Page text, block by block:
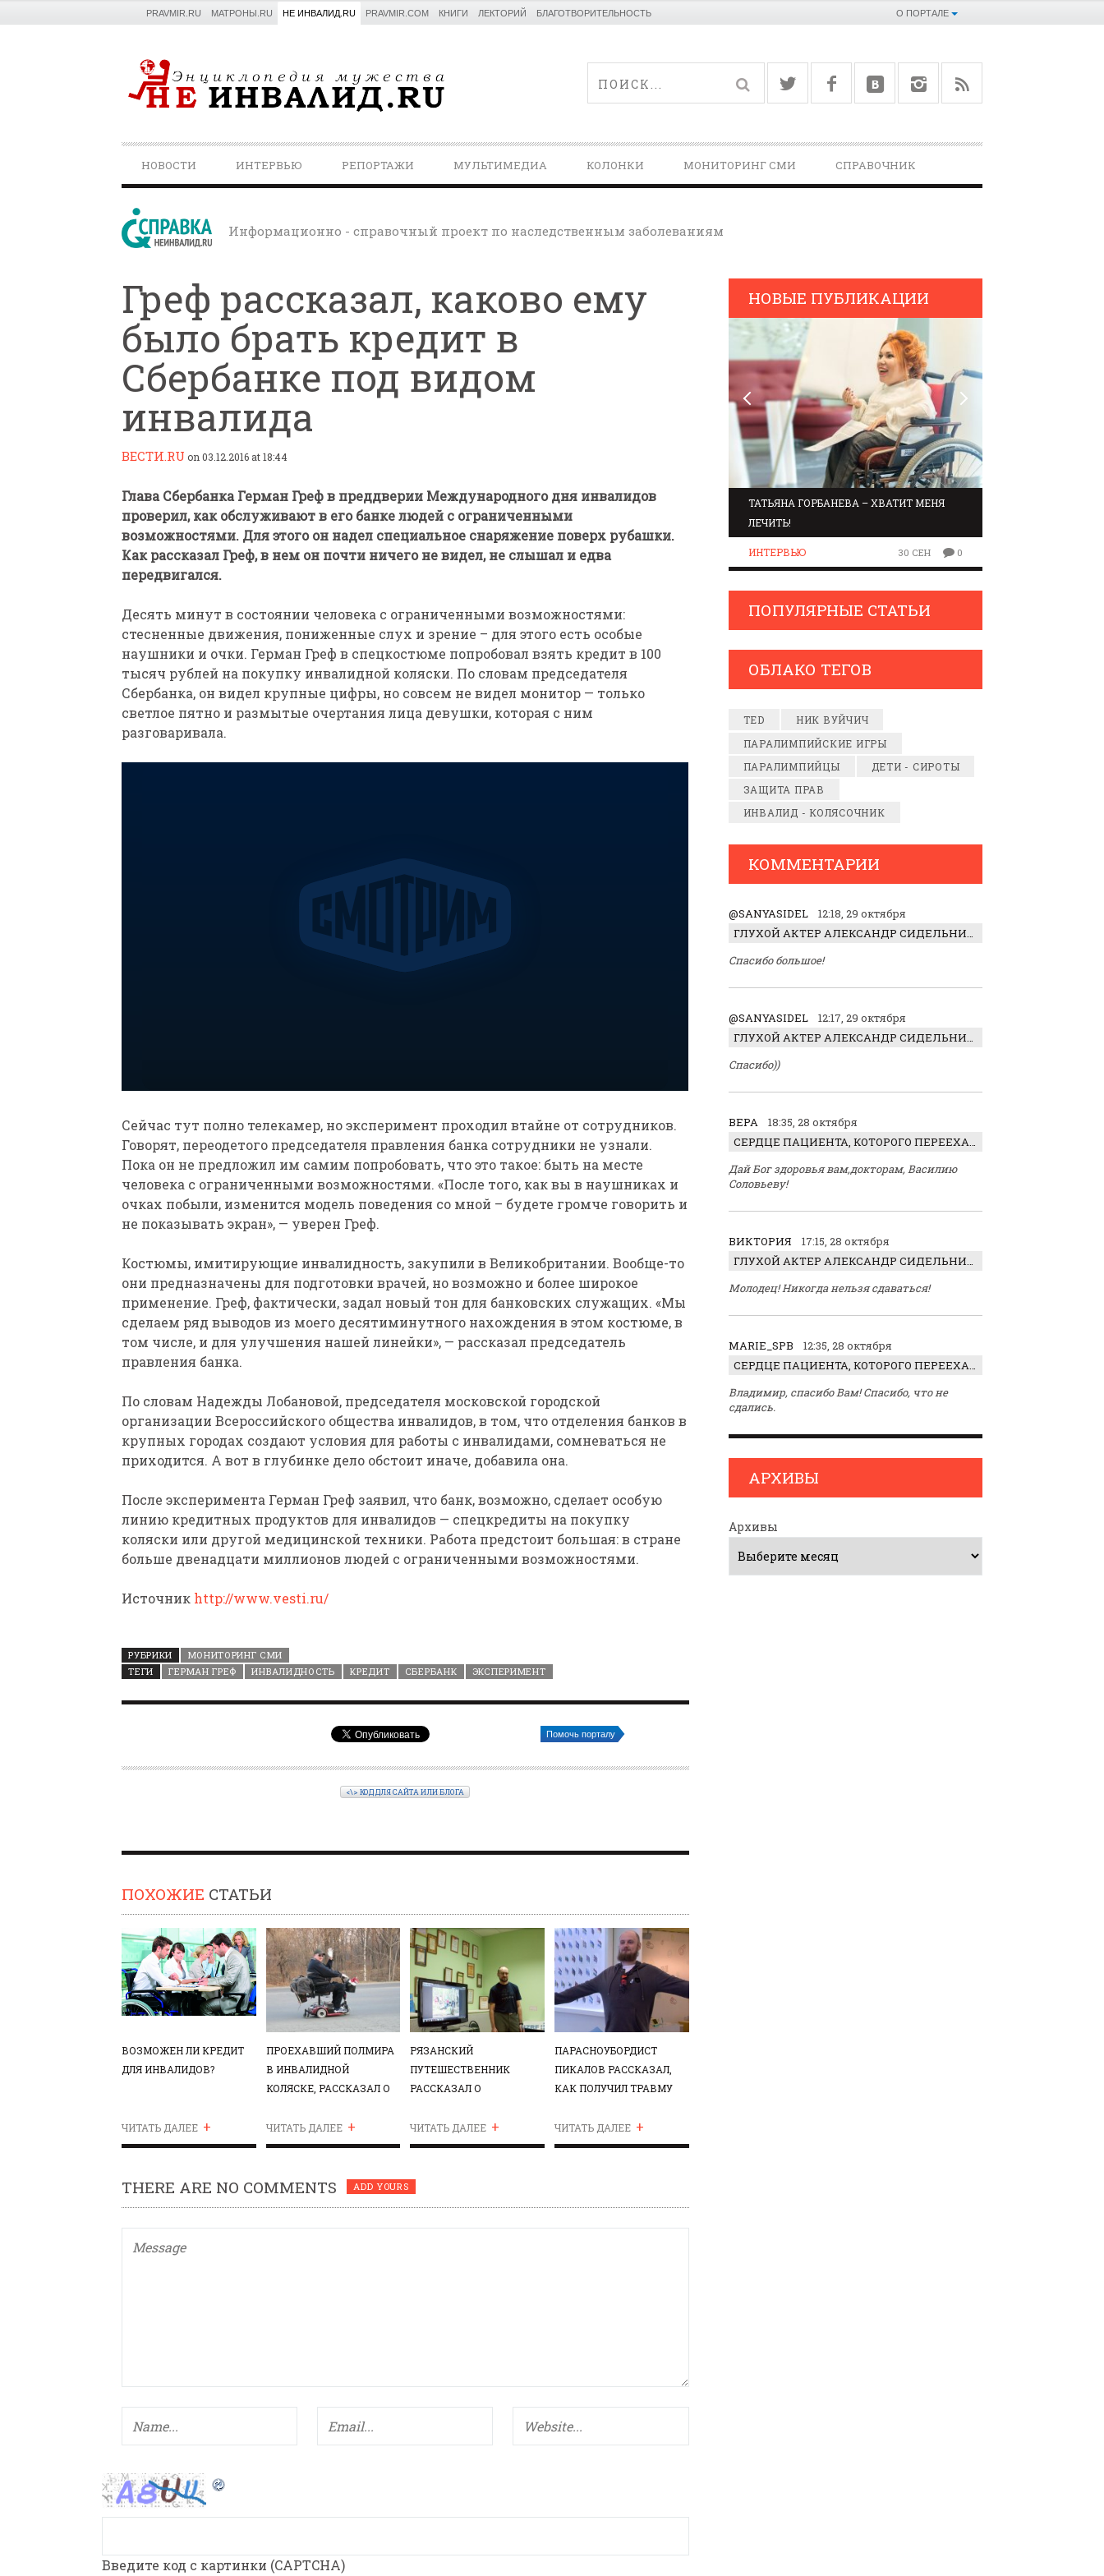
О ПОРТАЛЕ
PRAVMIR.RU МАТРОНЫ.RU НЕ ИНВАЛИД.RU PRAVMIR.COM КНИГИ ЛЕКТОРИЙ БЛАГОТВОРИТЕЛЬНОСТЬ
NAVIGATION
НОВОСТИ ИНТЕРВЬЮ РЕПОРТАЖИ МУЛЬТИМЕДИА КОЛОНКИ МОНИТОРИНГ СМИ СПРАВОЧНИК­
Информационно - справочный проект по наследственным заболеваниям
Греф рассказал, каково ему
было брать кредит в
Сбербанке под видом
инвалида
ВЕСТИ.RU on 03.12.2016 at 18:44
Глава Сбербанка Герман Греф в преддверии Международного дня инвалидов
проверил, как обслуживают в его банке людей с ограниченными
возможностями. Для этого он надел специальное снаряжение поверх рубашки.
Как рассказал Греф, в нем он почти ничего не видел, не слышал и едва
передвигался.
Десять минут в состоянии человека с ограниченными возможностями:
стесненные движения, пониженные слух и зрение – для этого есть особые
наушники и очки. Герман Греф в спецкостюме попробовал взять кредит в 100
тысяч рублей на покупку инвалидной коляски. По словам председателя
Сбербанка, он видел крупные цифры, но совсем не видел монитор — только
светлое пятно и размытые очертания лица девушки, которая с ним
разговаривала.
Сейчас тут полно телекамер, но эксперимент проходил втайне от сотрудников.
Говорят, переодетого председателя правления банка сотрудники не узнали.
Пока он не предложил им самим попробовать, что это такое: быть на месте
человека с ограниченными возможностями. «После того, как вы в наушниках и
очках побыли, изменится модель поведения со мной – будете громче говорить и
не показывать экран», — уверен Греф.
Костюмы, имитирующие инвалидность, закупили в Великобритании. Вообще-то
они предназначены для подготовки врачей, но возможно и более широкое
применение. Греф, фактически, задал новый тон для банковских служащих. «Мы
сделаем ряд выводов из моего десятиминутного нахождения в этом костюме, в
том числе, и для улучшения нашей линейки», — рассказал председатель
правления банка.
По словам Надежды Лобановой, председателя московской городской
организации Всероссийского общества инвалидов, в том, что отделения банков в
крупных городах создают условия для работы с инвалидами, сомневаться не
приходится. А вот в глубинке дело обстоит иначе, добавила она.
После эксперимента Герман Греф заявил, что банк, возможно, сделает особую
линию кредитных продуктов для инвалидов — спецкредиты на покупку
коляски или другой медицинской техники. Работа предстоит большая: в стране
больше двенадцати миллионов людей с ограниченными возможностями.
Источник http://www.vesti.ru/
РУБРИКИ
МОНИТОРИНГ СМИ
ТЕГИ
ГЕРМАН ГРЕФ ИНВАЛИДНОСТЬ КРЕДИТ СБЕРБАНК ЭКСПЕРИМЕНТ
Помочь порталу
<\> КОД ДЛЯ САЙТА ИЛИ БЛОГА
ПОХОЖИЕ СТАТЬИ
ВОЗМОЖЕН ЛИ КРЕДИТ
ДЛЯ ИНВАЛИДОВ?
ЧИТАТЬ ДАЛЕЕ +
ПРОЕХАВШИЙ ПОЛМИРА
В ИНВАЛИДНОЙ
КОЛЯСКЕ, РАССКАЗАЛ О
ИНВАЛИДОВ В РФ
ЧИТАТЬ ДАЛЕЕ +
РЯЗАНСКИЙ
ПУТЕШЕСТВЕННИК
РАССКАЗАЛ О
БОРЬБЫ С
ИНВАЛИДНОСТЬЮ
ЧИТАТЬ ДАЛЕЕ +
ПАРАСНОУБОРДИСТ
ПИКАЛОВ РАССКАЗАЛ,
КАК ПОЛУЧИЛ ТРАВМУ
ЧИТАТЬ ДАЛЕЕ +
THERE ARE NO COMMENTS ADD YOURS
Введите код с картинки (CAPTCHA)
НОВЫЕ ПУБЛИКАЦИИ
ТАТЬЯНА ГОРБАНЕВА – ХВАТИТ МЕНЯ
ЛЕЧИТЬ!
ИНТЕРВЬЮ 30 СЕН 0
ИНЖЕНЕР С ТВОРЧЕСКИМИ АМБИЦИЯМИ.
ИЛИ КАК ЖЕНЩИНА ИЗ НОВОПОЛОЦКА
НАШЛА СЕБЯ В ИСКУССТВЕ
ПАРАЛИМПИЙСКАЯ ЧЕМПИОНКА ПО
БИАТЛОНУ И ЛЫЖНЫМ ГОНКАМ ИЗ
КАЗАНИ ИРИНА ПОЛЯКОВА
ПОПУЛЯРНЫЕ СТАТЬИ
ОБЛАКО ТЕГОВ
TED
НИК ВУЙЧИЧ
ПАРАЛИМПИЙСКИЕ ИГРЫ
ПАРАЛИМПИЙЦЫ
ДЕТИ - СИРОТЫ
ЗАЩИТА ПРАВ
ИНВАЛИД - КОЛЯСОЧНИК
КОММЕНТАРИИ
@SANYASIDEL
12:18, 29 октября
ГЛУХОЙ АКТЕР АЛЕКСАНДР СИДЕЛЬНИКОВ: «С НАСЛАЖДЕНИЕМ ИГРАЛ ОТРИЦАТЕЛЬНОГО ГЕРОЯ!»
Спасибо большое!
@SANYASIDEL
12:17, 29 октября
ГЛУХОЙ АКТЕР АЛЕКСАНДР СИДЕЛЬНИКОВ: «С НАСЛАЖДЕНИЕМ ИГРАЛ ОТРИЦАТЕЛЬНОГО ГЕРОЯ!»
Спасибо))
ВЕРА
18:35, 28 октября
СЕРДЦЕ ПАЦИЕНТА, КОТОРОГО ПЕРЕЕХАЛ ТРАКТОР, ОБНАРУЖИЛИ… В ЖИВОТЕ
Дай Бог здоровья вам,докторам, Василию
Соловьеву!
ВИКТОРИЯ
17:15, 28 октября
ГЛУХОЙ АКТЕР АЛЕКСАНДР СИДЕЛЬНИКОВ: «С НАСЛАЖДЕНИЕМ ИГРАЛ ОТРИЦАТЕЛЬНОГО ГЕРОЯ!»
Молодец! Никогда нельзя сдаваться!
MARIE_SPB
12:35, 28 октября
СЕРДЦЕ ПАЦИЕНТА, КОТОРОГО ПЕРЕЕХАЛ ТРАКТОР, ОБНАРУЖИЛИ… В ЖИВОТЕ
Владимир, спасибо Вам! Спасибо, что не
сдались.
АРХИВЫ
Архивы